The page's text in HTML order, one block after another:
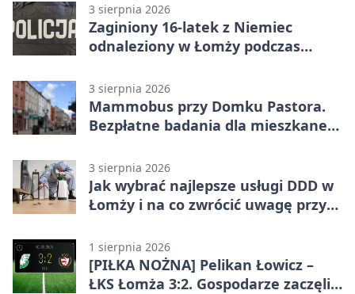
3 sierpnia 2026
Zaginiony 16-latek z Niemiec
odnaleziony w Łomży podczas
3 sierpnia 2026
Mammobus przy Domku Pastora.
Bezpłatne badania dla mieszkanek
3 sierpnia 2026
Jak wybrać najlepsze usługi DDD w
Łomży i na co zwrócić uwagę przy
1 sierpnia 2026
[PIŁKA NOŻNA] Pelikan Łowicz –
ŁKS Łomża 3:2. Gospodarze zaczęli